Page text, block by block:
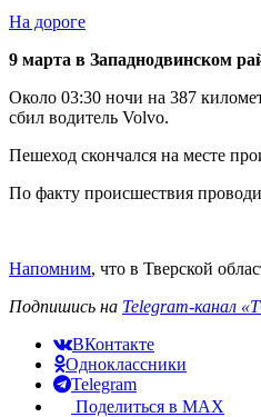
На дороге
9 марта в Западнодвинском
Около 03:30 ночи на 387
сбил водитель Volvo.
Пешеход скончался на месте
По факту происшествия
Напомним, что в Тверской
Подпишись на Telegram-канал
ВКонтакте
Одноклассники
Telegram
Поделиться в MAX